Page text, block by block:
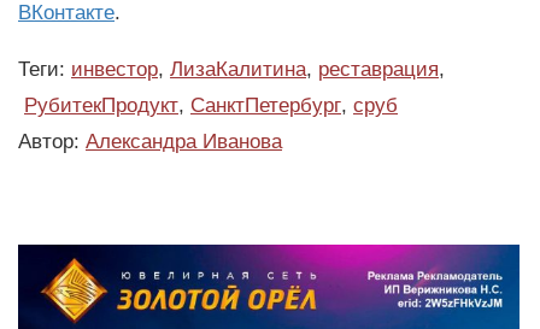
ВКонтакте.
Теги: инвестор, ЛизаКалитина, реставрация,
РубитекПродукт, СанктПетербург, сруб
Автор: Александра Иванова